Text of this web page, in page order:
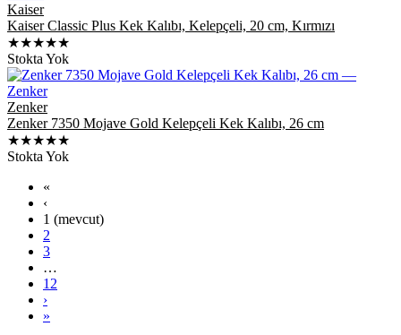
Kaiser
Kaiser Classic Plus Kek Kalıbı, Kelepçeli, 20 cm, Kırmızı
★★★★★
Stokta Yok
Zenker
Zenker 7350 Mojave Gold Kelepçeli Kek Kalıbı, 26 cm
★★★★★
Stokta Yok
«
‹
1 (mevcut)
2
3
…
12
›
»